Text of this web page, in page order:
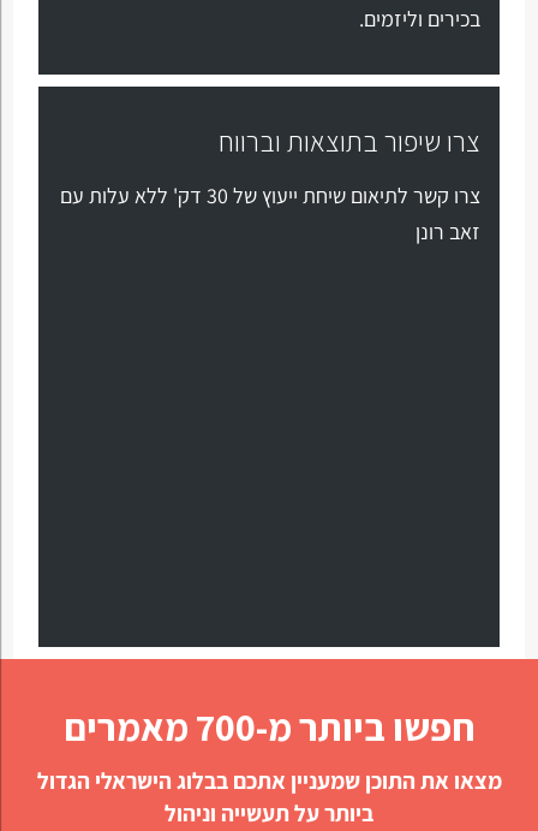
בכירים וליזמים.
צרו שיפור בתוצאות וברווח
צרו קשר לתיאום שיחת ייעוץ של 30 דק' ללא עלות עם
זאב רונן
חפשו ביותר מ-700 מאמרים
מצאו את התוכן שמעניין אתכם בבלוג הישראלי הגדול
ביותר על תעשייה וניהול